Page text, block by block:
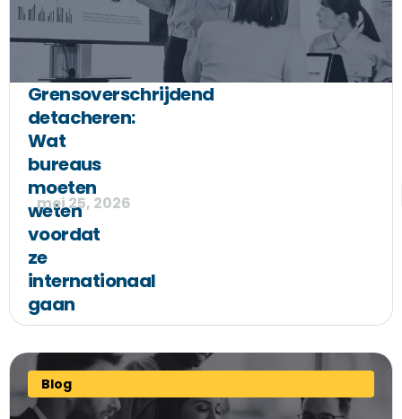
Grensoverschrijdend
detacheren:
Wat
bureaus
moeten
weten
voordat
ze
internationaal
gaan
mei 25, 2026
Blog